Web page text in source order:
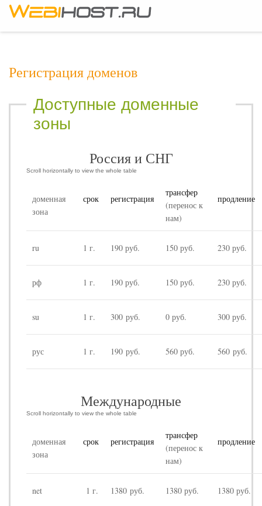
Регистрация доменов
Доступные доменные
зоны
Россия и СНГ
доменная
зона
срок регистрация
трансфер
(перенос к
нам)
продление
ru 1 г. 190 руб. 150 руб. 230 руб.
рф 1 г. 190 руб. 150 руб. 230 руб.
su 1 г. 300 руб. 0 руб. 300 руб.
рус 1 г. 190 руб. 560 руб. 560 руб.
Международные
доменная
зона
срок регистрация
трансфер
(перенос к
нам)
продление
net 1 г. 1380 руб. 1380 руб. 1380 руб.
Вход
Логин:
ЗАБЫЛИ ПАРОЛЬ?